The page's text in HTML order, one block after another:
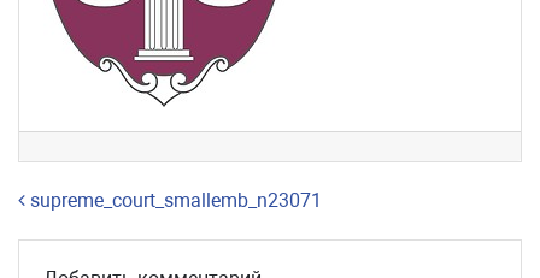
Навигация по записям
supreme_court_smallemb_n23071